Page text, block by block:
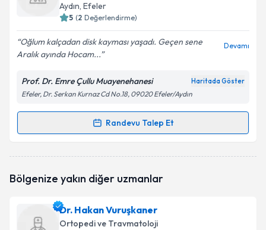
Aydın, Efeler
5 (2 Değerlendirme)
Oğlum kalçadan disk kayması yaşadı. Geçen sene
Aralık ayında Hocam...
Devamı
Prof. Dr. Emre Çullu Muayenehanesi Haritada Göster
Efeler, Dr. Serkan Kurnaz Cd No.18, 09020 Efeler/Aydın
Randevu Talep Et
Randevu Takvimi Talebi
oluşturun. Size bu uzmandan randevu almanız için bir
E-posta Adresiniz
Bölgenize yakın diğer uzmanlar
Dr. Hakan Vuruşkaner
Ortopedi ve Travmatoloji